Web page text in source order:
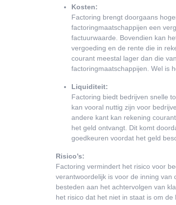
Kosten:
Factoring brengt doorgaans
factoringmaatschappijen een
factuurwaarde. Bovendien kan
vergoeding en de rente die in
courant meestal lager dan die
factoringmaatschappijen. Wel is
Liquiditeit:
Factoring biedt bedrijven snelle
kan vooral nuttig zijn voor
andere kant kan rekening
het geld ontvangt. Dit komt
goedkeuren voordat het geld
Risico’s:
Factoring vermindert het risico voor
verantwoordelijk is voor de inning van
besteden aan het achtervolgen van
het risico dat het niet in staat is om